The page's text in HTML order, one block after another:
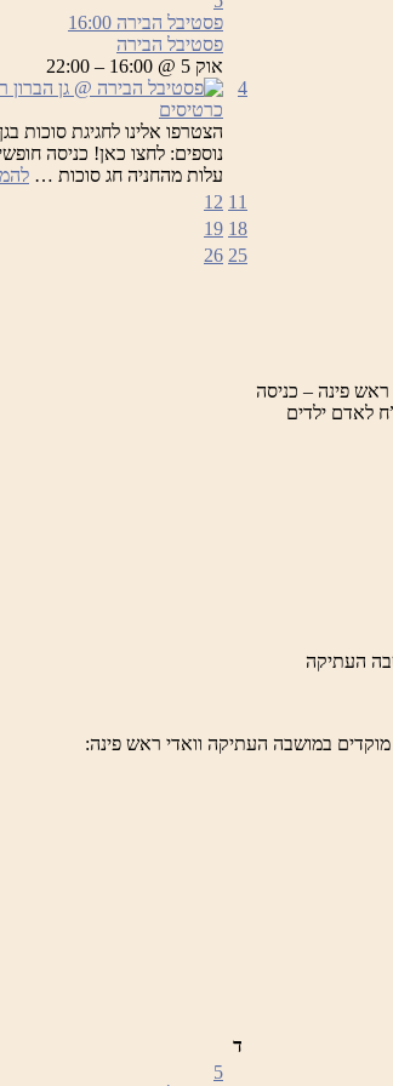
4
פסטיבל הבירה 16:00
פסטיבל הבירה
אוק 5 @ 16:00 – 22:00
כרטיסים
הצטרפו אלינו לחגיגת סוכות
נוספים: לחצו כאן! כניסה
עלות מהחניה חג סוכות …
11
12
18
19
25
26
פינה – כניסה
חזיונות אור קוליים וסיור מודרך במושבה. מחיר כניסה: 35 ש”ח לאדם ילדים
במושבה העתיקה וואדי ראש פינה:
ד
5